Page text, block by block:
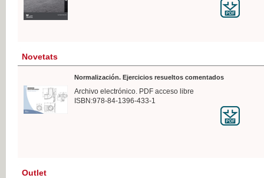
Novetats
Normalización. Ejercicios resueltos comentados
Archivo electrónico. PDF acceso libre
ISBN:978-84-1396-433-1
Outlet